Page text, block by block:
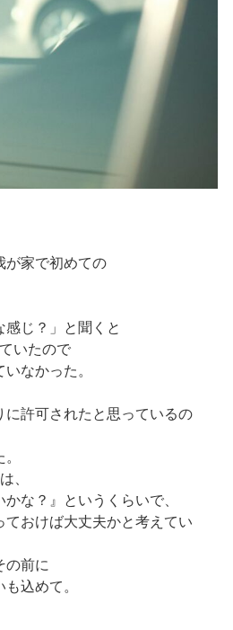
が家で初めての
じ？」と聞くと
いたので
なかった。
許可されたと思っているの
、
な？』というくらいで、
ておけば大丈夫かと考えてい
の前に
込めて。